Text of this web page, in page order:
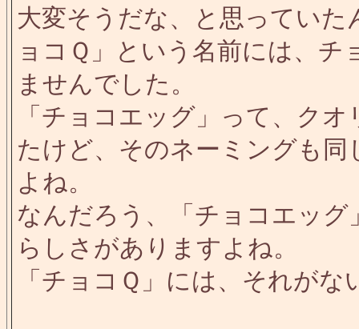
大変そうだな、と思ってい
ョコＱ」という名前には、
ませんでした。
「チョコエッグ」って、ク
たけど、そのネーミングも
よね。
なんだろう、「チョコエッ
らしさがありますよね。
「チョコＱ」には、それが